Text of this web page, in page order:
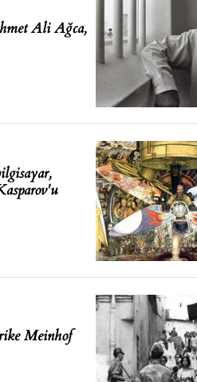
Ali Ağca,
Meinhof